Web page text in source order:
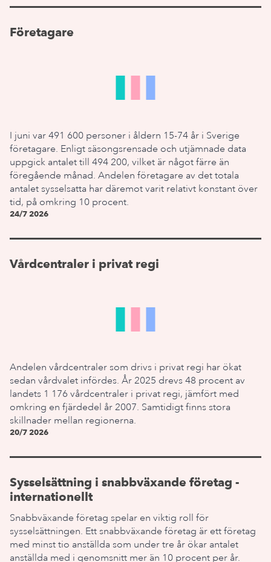
Företagare
I juni var 491 600 personer i åldern 15-74 år i Sverige
företagare. Enligt säsongsrensade och utjämnade data
uppgick antalet till 494 200, vilket är något färre än
föregående månad. Andelen företagare av det totala
antalet sysselsatta har däremot varit relativt konstant över
tid, på omkring 10 procent.
24/7 2026
Vårdcentraler i privat regi
Andelen vårdcentraler som drivs i privat regi har ökat
sedan vårdvalet infördes. År 2025 drevs 48 procent av
landets 1 176 vårdcentraler i privat regi, jämfört med
omkring en fjärdedel år 2007. Samtidigt finns stora
skillnader mellan regionerna.
20/7 2026
Sysselsättning i snabbväxande företag -
internationellt
Snabbväxande företag spelar en viktig roll för
sysselsättningen. Ett snabbväxande företag är ett företag
med minst tio anställda som under tre år ökar antalet
anställda med i genomsnitt mer än 10 procent per år.